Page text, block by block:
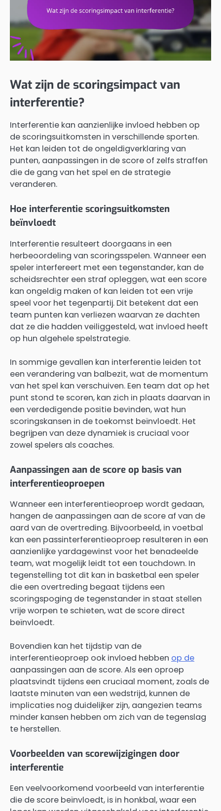
Wat zijn de scoringsimpact van
interferentie?
Interferentie kan aanzienlijke invloed hebben op
de scoringsuitkomsten in verschillende sporten.
Het kan leiden tot de ongeldigverklaring van
punten, aanpassingen in de score of zelfs straffen
die de gang van het spel en de strategie
veranderen.
Hoe interferentie scoringsuitkomsten
beïnvloedt
Interferentie resulteert doorgaans in een
herbeoordeling van scoringsspelen. Wanneer een
speler interfereert met een tegenstander, kan de
scheidsrechter een straf opleggen, wat een score
kan ongeldig maken of kan leiden tot een vrije
speel voor het tegenpartij. Dit betekent dat een
team punten kan verliezen waarvan ze dachten
dat ze die hadden veiliggesteld, wat invloed heeft
op hun algehele spelstrategie.
In sommige gevallen kan interferentie leiden tot
een verandering van balbezit, wat de momentum
van het spel kan verschuiven. Een team dat op het
punt stond te scoren, kan zich in plaats daarvan in
een verdedigende positie bevinden, wat hun
scoringskansen in de toekomst beïnvloedt. Het
begrijpen van deze dynamiek is cruciaal voor
zowel spelers als coaches.
Aanpassingen aan de score op basis van
interferentieoproepen
Wanneer een interferentieoproep wordt gedaan,
hangen de aanpassingen aan de score af van de
aard van de overtreding. Bijvoorbeeld, in voetbal
kan een passinterferentieoproep resulteren in een
aanzienlijke yardagewinst voor het benadeelde
team, wat mogelijk leidt tot een touchdown. In
tegenstelling tot dit kan in basketbal een speler
die een overtreding begaat tijdens een
scoringspoging de tegenstander in staat stellen
vrije worpen te schieten, wat de score direct
beïnvloedt.
Bovendien kan het tijdstip van de
interferentieoproep ook invloed hebben op de
aanpassingen aan de score. Als een oproep
plaatsvindt tijdens een cruciaal moment, zoals de
laatste minuten van een wedstrijd, kunnen de
implicaties nog duidelijker zijn, aangezien teams
minder kansen hebben om zich van de tegenslag
te herstellen.
Voorbeelden van scorewijzigingen door
interferentie
Een veelvoorkomend voorbeeld van interferentie
die de score beïnvloedt, is in honkbal, waar een